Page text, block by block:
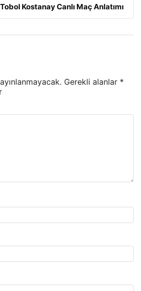
Kostanay Canlı Maç Anlatımı
Gerekli alanlar *